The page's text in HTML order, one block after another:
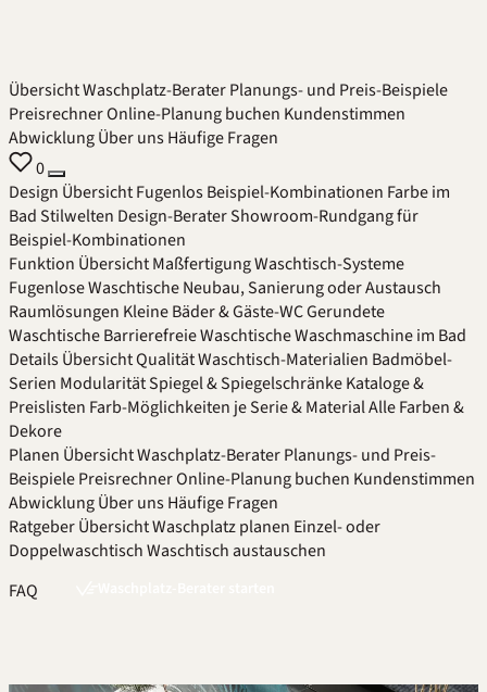
ÜbersichtWaschplatz-BeraterPlanungs- und Preis-Beispiele
PreisrechnerOnline-Planung buchen Kundenstimmen
AbwicklungÜber unsHäufige Fragen
0
Design ÜbersichtFugenlosBeispiel-Kombinationen Farbe im
BadStilwelten Design-BeraterShowroom-Rundgang für
Beispiel-Kombinationen
Funktion ÜbersichtMaßfertigungWaschtisch-Systeme
Fugenlose WaschtischeNeubau, Sanierung oder Austausch
Raumlösungen Kleine Bäder & Gäste-WCGerundete
WaschtischeBarrierefreie WaschtischeWaschmaschine im Bad
DetailsÜbersichtQualitätWaschtisch-Materialien Badmöbel-
Serien ModularitätSpiegel & SpiegelschränkeKataloge &
Preislisten Farb-Möglichkeiten je Serie & MaterialAlle Farben &
Dekore
Planen ÜbersichtWaschplatz-BeraterPlanungs- und Preis-
BeispielePreisrechnerOnline-Planung buchen Kundenstimmen
AbwicklungÜber unsHäufige Fragen
RatgeberÜbersichtWaschplatz planen Einzel- oder
DoppelwaschtischWaschtisch austauschen
FAQ